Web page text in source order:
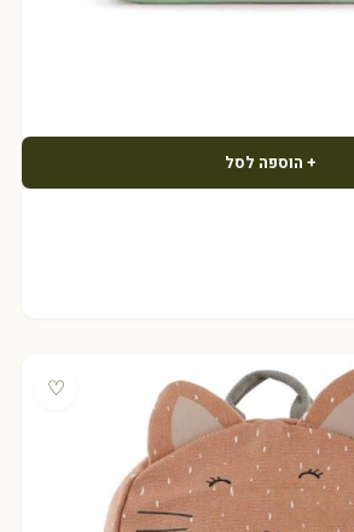
+ הוספה לסל
♡